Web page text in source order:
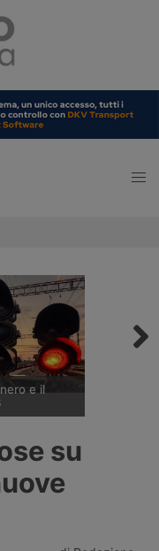
e il
cantieri e la
del
la galleria
del
su